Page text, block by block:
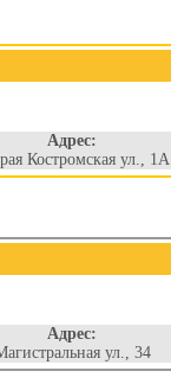
Адрес:
Костромская ул., 1А
Адрес:
ул., 34